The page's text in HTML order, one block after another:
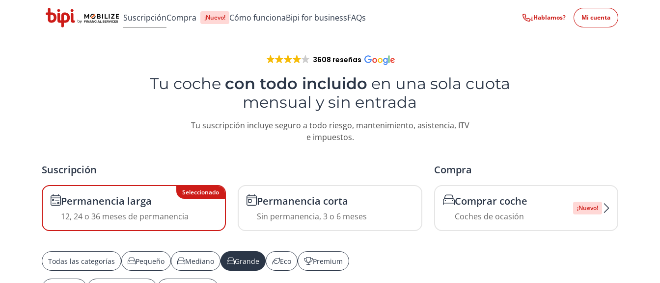
SuscripciónCompra ¡Nuevo! Cómo funcionaBipi for businessFAQs ¿Hablamos? Mi cuenta
3608 reseñas
Tu coche con todo incluido en una sola cuota
mensual y sin entrada
Tu suscripción incluye seguro a todo riesgo, mantenimiento, asistencia, ITV
e impuestos.
Compra
Suscripción
Comprar coche
Coches de ocasión
¡Nuevo!
Seleccionado
Permanencia larga
12, 24 o 36 meses de permanencia
Permanencia corta
Sin permanencia, 3 o 6 meses
Todas las categorías Pequeño Mediano Grande Eco Premium